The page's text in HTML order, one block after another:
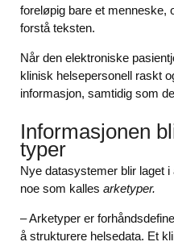
foreløpig bare et menneske,
forstå teksten.
Når den elektroniske
klinisk helsepersonell raskt
informasjon, samtidig som
Informasjonen
typer
Nye datasystemer blir laget
noe som kalles arketyper.
– Arketyper er
å strukturere helsedata. Et